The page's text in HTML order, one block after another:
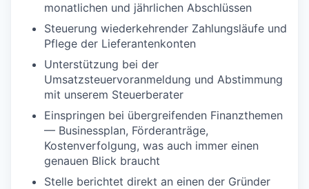
monatlichen und jährlichen Abschlüssen
Steuerung wiederkehrender Zahlungsläufe und
Pflege der Lieferantenkonten
Unterstützung bei der
Umsatzsteuervoranmeldung und Abstimmung
mit unserem Steuerberater
Einspringen bei übergreifenden Finanzthemen
— Businessplan, Förderanträge,
Kostenverfolgung, was auch immer einen
genauen Blick braucht
Stelle berichtet direkt an einen der Gründer